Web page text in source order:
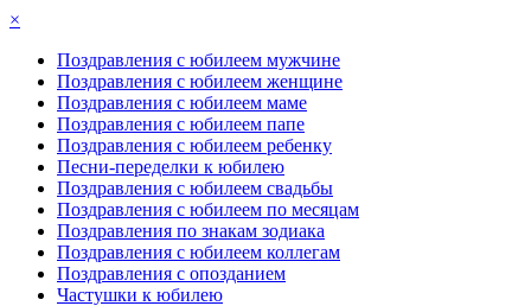
×
Поздравления с юбилеем мужчине
Поздравления с юбилеем женщине
Поздравления с юбилеем маме
Поздравления с юбилеем папе
Поздравления с юбилеем ребенку
Песни-переделки к юбилею
Поздравления с юбилеем свадьбы
Поздравления с юбилеем по месяцам
Поздравления по знакам зодиака
Поздравления с юбилеем коллегам
Поздравления с опозданием
Частушки к юбилею